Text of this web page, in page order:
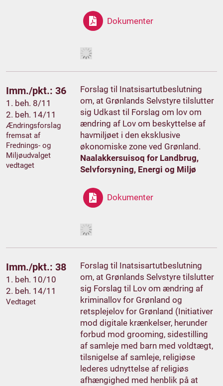
Dokumenter
Imm./pkt.: 36
1. beh. 8/11
2. beh. 14/11
Ændringsforslag
fremsat af
Frednings- og
Miljøudvalget
vedtaget
Forslag til Inatsisartutbeslutning
om, at Grønlands Selvstyre tilslutter
sig Udkast til Forslag om lov om
ændring af Lov om beskyttelse af
havmiljøet i den eksklusive
økonomiske zone ved Grønland.
Naalakkersuisoq for Landbrug,
Selvforsyning, Energi og Miljø
Dokumenter
Imm./pkt.: 38
1. beh. 10/10
2. beh. 14/11
Vedtaget
Forslag til Inatsisartutbeslutning
om, at Grønlands Selvstyre tilslutter
sig Forslag til Lov om ændring af
kriminallov for Grønland og
retsplejelov for Grønland (Initiativer
mod digitale krænkelser, herunder
forbud mod grooming, sidestilling
af samleje med barn med voldtægt,
tilsnigelse af samleje, religiøse
lederes udnyttelse af religiøs
afhængighed med henblik på at